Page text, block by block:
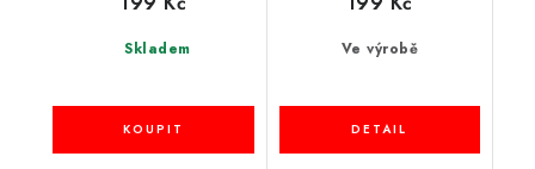
Skladem Ve výrobě